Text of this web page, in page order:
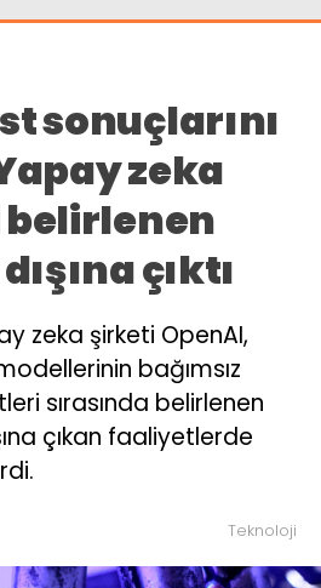
sonuçlarını
zeka
çıktı
zeka şirketi OpenAI,
bağımsız
sırasında belirlenen
çıkan faaliyetlerde
Teknoloji